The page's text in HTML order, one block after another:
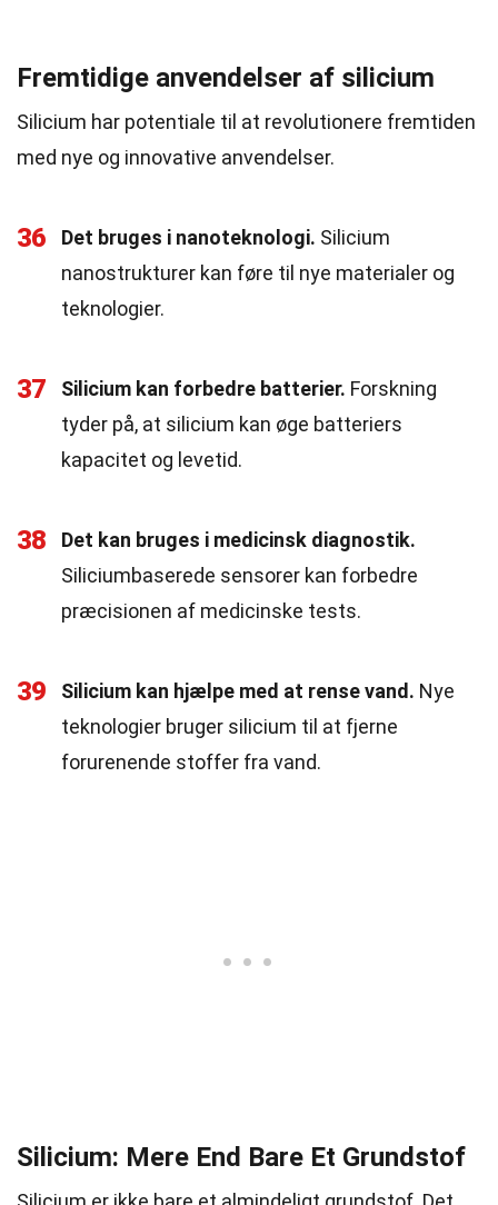
Fremtidige anvendelser af silicium
Silicium har potentiale til at revolutionere fremtiden
med nye og innovative anvendelser.
36 Det bruges i nanoteknologi. Silicium
nanostrukturer kan føre til nye materialer og
teknologier.
37 Silicium kan forbedre batterier. Forskning
tyder på, at silicium kan øge batteriers
kapacitet og levetid.
38
Det kan bruges i medicinsk diagnostik.
Siliciumbaserede sensorer kan forbedre
præcisionen af medicinske tests.
39 Silicium kan hjælpe med at rense vand. Nye
teknologier bruger silicium til at fjerne
forurenende stoffer fra vand.
Silicium: Mere End Bare Et Grundstof